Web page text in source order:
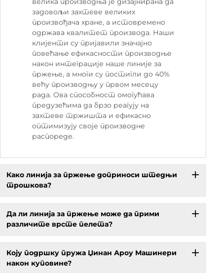
задовољи захтеве великих
произвођача хране, а истовремено
одржава квалитет производа. Наши
клијенти су пријавили значајно
повећање ефикасности производње
након интеграције наше линије за
пржење, а многи су постигли до 40%
већу производњу у првом месецу
рада. Ова способност омогућава
предузећима да брзо реагују на
захтеве тржишта и ефикасно
оптимизују своје производне
распореде.
Како линија за пржење доприноси штедњи
трошкова?
Да ли линија за пржење може да прими
различите врсте пелета?
Коју подршку пружа Џинан Ароу Машинери
након куповине?